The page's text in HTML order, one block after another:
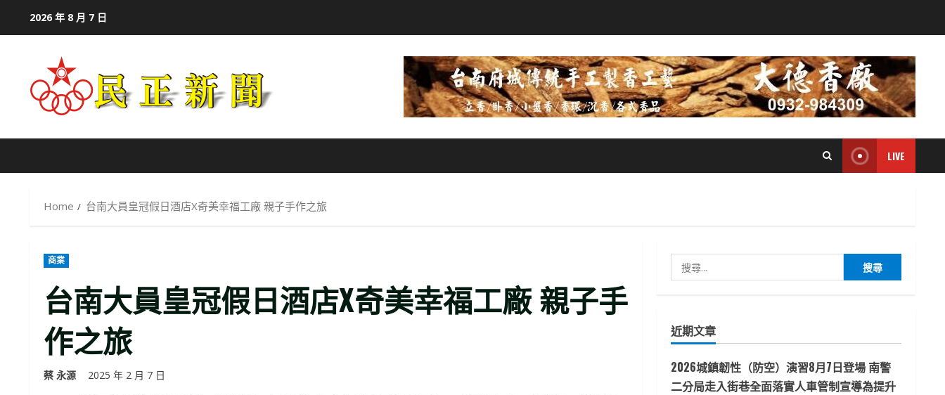
2026 年 8 月 7 日
LIVE
Home 台南大員皇冠假日酒店X奇美幸福工廠 親子手作之旅
商業
台南大員皇冠假日酒店X奇美幸福工廠 親子手
作之旅
蔡 永源 2025 年 2 月 7 日
尋
字:
近期文章
2026城鎮韌性（防空）演習8月7日登場 南警
二分局走入街巷全面落實人車管制宣導為提升